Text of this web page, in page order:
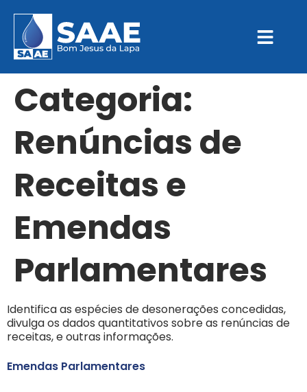
Categoria:
Renúncias de
Receitas e
Emendas
Parlamentares
Identifica as espécies de desonerações concedidas,
divulga os dados quantitativos sobre as renúncias de
receitas, e outras informações.
Emendas Parlamentares